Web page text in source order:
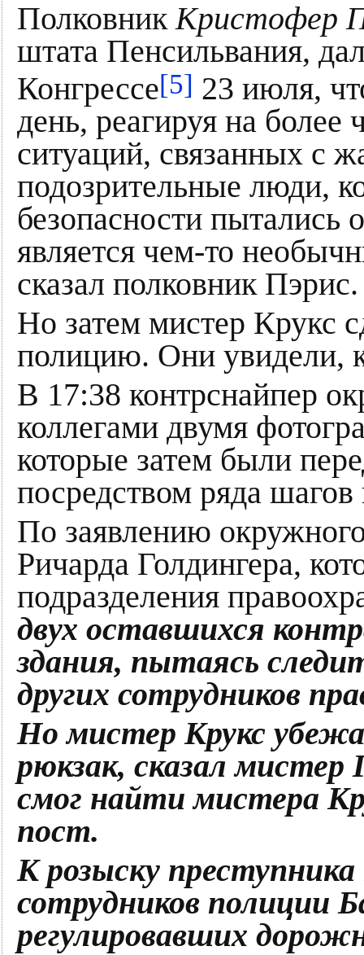
ПолковникКристофер
штата Пенсильвания,
Конгрессе[5] 23 июля,
день, реагируя на
ситуаций, связанных с
подозрительные люди,
безопасности пытались
является чем-то
сказал полковник Пэрис.
Но затем мистер Крукс
полицию. Они увидели,
В 17:38 контрснайпер
коллегами двумя
которые затем были
посредством ряда
По заявлению
Ричарда Голдингера,
подразделения
двух оставшихся
здания, пытаясь
других сотрудников
Но мистер Крукс
рюкзак, сказал мистер
смог найти мистера
пост.
К розыску
сотрудников полиции
регулировавших